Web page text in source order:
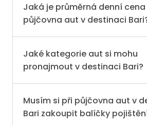
Jaká je průměrná denní cena
půjčovna aut v destinaci
Jaké kategorie aut si mohu
pronajmout v destinaci Bari?
Musím si při půjčovna aut v
Bari zakoupit balíčky